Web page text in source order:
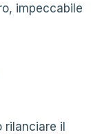
impeccabile
rilanciare il